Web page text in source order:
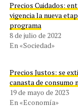
Precios Cuidados:
vigencia la nueva
programa
8 de julio de 2022
En «Sociedad»
Precios Justos: se
canasta de consumo
19 de mayo de 2023
En «Economía»